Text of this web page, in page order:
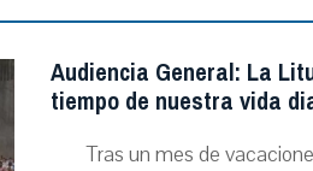
Audiencia General: La
tiempo de nuestra vida
Tras un mes de